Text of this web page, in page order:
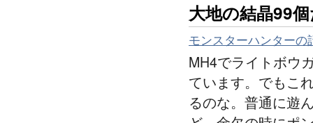
大地の結晶99
モンスターハンターの
MH4でライトボウ
ています。でもこ
るのな。普通に遊